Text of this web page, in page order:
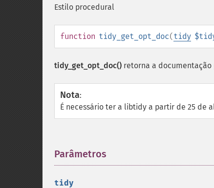
Estilo procedural
function tidy_get_opt_doc(tidy
tidy_get_opt_doc() retorna a
Nota:
É necessário ter a libtidy a partir de 25 de
Parâmetros
tidy